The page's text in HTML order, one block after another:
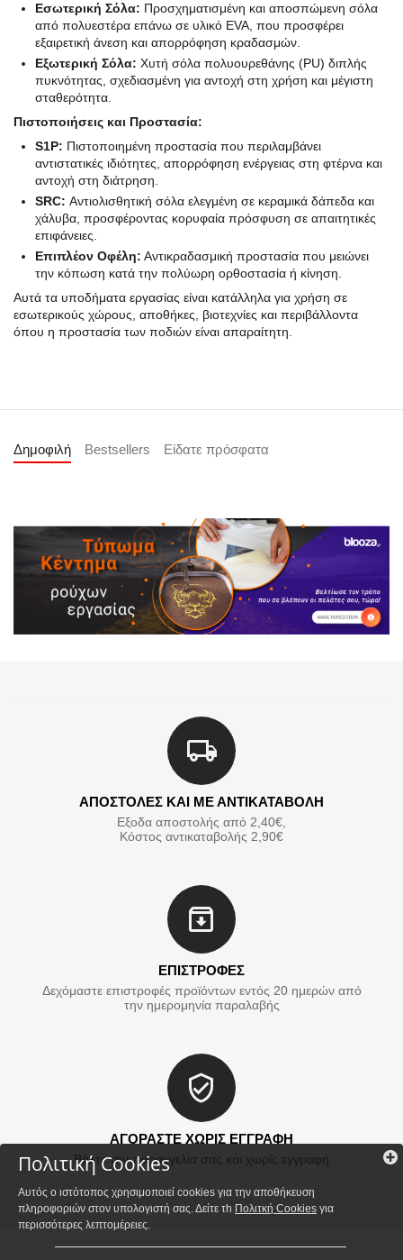
Εσωτερική Σόλα: Προσχηματισμένη και αποσπώμενη σόλα
από πολυεστέρα επάνω σε υλικό EVA, που προσφέρει
εξαιρετική άνεση και απορρόφηση κραδασμών.
Εξωτερική Σόλα: Χυτή σόλα πολυουρεθάνης (PU) διπλής
πυκνότητας, σχεδιασμένη για αντοχή στη χρήση και μέγιστη
σταθερότητα.
Πιστοποιήσεις και Προστασία:
S1P: Πιστοποιημένη προστασία που περιλαμβάνει
αντιστατικές ιδιότητες, απορρόφηση ενέργειας στη φτέρνα και
αντοχή στη διάτρηση.
SRC: Αντιολισθητική σόλα ελεγμένη σε κεραμικά δάπεδα και
χάλυβα, προσφέροντας κορυφαία πρόσφυση σε απαιτητικές
επιφάνειες.
Επιπλέον Οφέλη: Αντικραδασμική προστασία που μειώνει
την κόπωση κατά την πολύωρη ορθοστασία ή κίνηση.
Αυτά τα υποδήματα εργασίας είναι κατάλληλα για χρήση σε
εσωτερικούς χώρους, αποθήκες, βιοτεχνίες και περιβάλλοντα
όπου η προστασία των ποδιών είναι απαραίτητη.
Δημοφιλή Bestsellers Είδατε πρόσφατα
ΑΠΟΣΤΟΛΕΣ ΚΑΙ ΜΕ ΑΝΤΙΚΑΤΑΒΟΛΗ
Εξοδα αποστολής από 2,40€,
Κόστος αντικαταβολής 2,90€
ΕΠΙΣΤΡΟΦΕΣ
Δεχόμαστε επιστροφές προϊόντων εντός 20 ημερών από
την ημερομηνία παραλαβής
ΑΓΟΡΑΣΤΕ ΧΩΡΙΣ ΕΓΓΡΑΦΗ
Βάλτε την παραγγελία σας και χωρίς εγγραφή
Πολιτική Cookies
Αυτός ο ιστότοπος χρησιμοποιεί cookies για την αποθήκευση
πληροφοριών στον υπολογιστή σας. Δείτε τh Πολιτκή Cookies για
περισσότερες λεπτομέρειες.